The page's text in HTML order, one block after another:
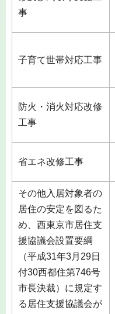
事
子育て世帯対応工事
防火・消火対応改修
工事
省エネ改修工事
その他入居対象者の
居住の安定を図るた
め、西東京市居住支
援協議会設置要綱
（平成31年3月29日
付30西都住第746号
市長決裁）に規定す
る居住支援協議会が